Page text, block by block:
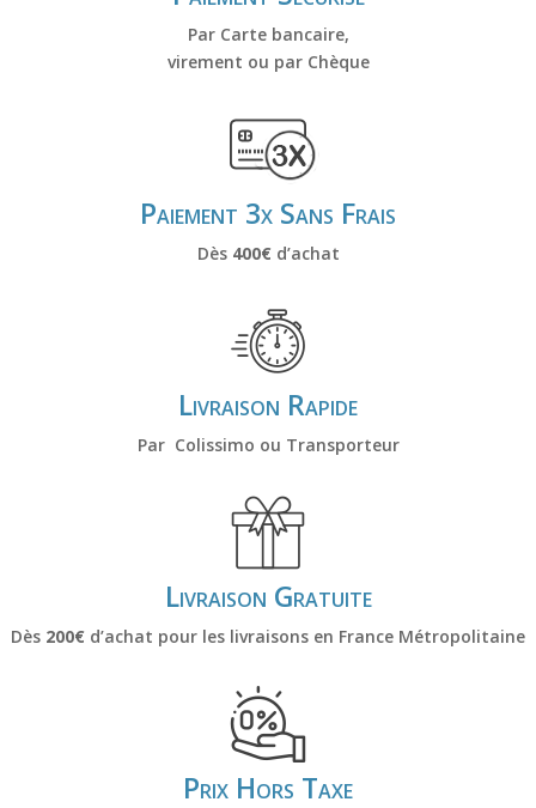
Par Carte bancaire,
virement ou par Chèque
Paiement 3x Sans Frais
Dès 400€d’achat
Livraison Rapide
Par Colissimo ou Transporteur
Livraison Gratuite
Dès 200€ d’achat pour les livraisons en France Métropolitaine
Prix Hors Taxe